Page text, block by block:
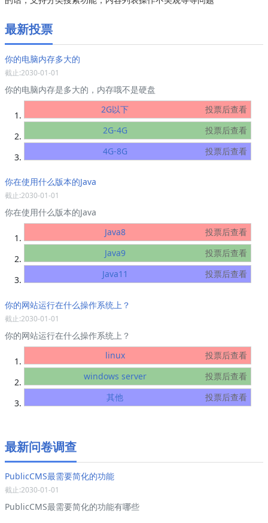
最新投票
你的电脑内存多大的
截止:2030-01-01
你的电脑内存是多大的，内存哦不是硬盘
2G以下
投票后查看
2G-4G
投票后查看
4G-8G
投票后查看
你在使用什么版本的Java
截止:2030-01-01
你在使用什么版本的Java
Java8
投票后查看
Java9
投票后查看
Java11
投票后查看
你的网站运行在什么操作系统上？
截止:2030-01-01
你的网站运行在什么操作系统上？
linux
投票后查看
windows server
投票后查看
其他
投票后查看
最新问卷调查
PublicCMS最需要简化的功能
截止:2030-01-01
PublicCMS最需要简化的功能有哪些